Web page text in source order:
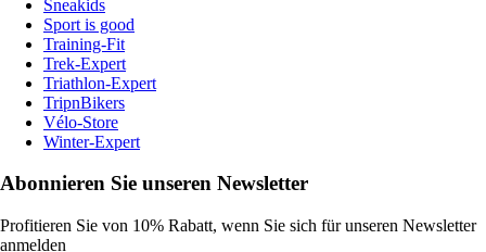
Sneakids
Sport is good
Training-Fit
Trek-Expert
Triathlon-Expert
TripnBikers
Vélo-Store
Winter-Expert
Abonnieren Sie unseren Newsletter
Profitieren Sie von 10% Rabatt, wenn Sie sich für unseren Newsletter
anmelden